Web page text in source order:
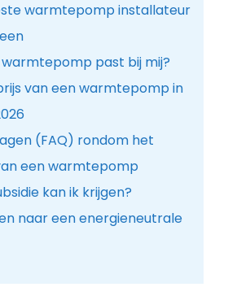
warmtepomp installateur
past bij mij?
van een warmtepomp in
(FAQ) rondom het
een warmtepomp
kan ik krijgen?
naar een energieneutrale